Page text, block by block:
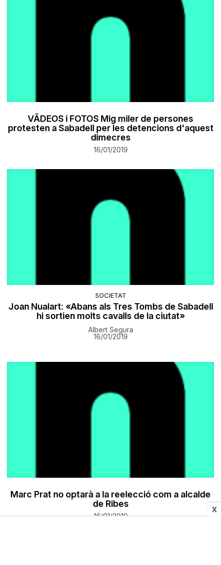
X
VÃDEOS i FOTOS Mig miler de persones
protesten a Sabadell per les detencions d'aquest
dimecres
16/01/2019
SOCIETAT
​Joan Nualart: «Abans als Tres Tombs de Sabadell
hi sortien molts cavalls de la ciutat»
Albert Segura
16/01/2019
Marc Prat no optarà a la reelecció com a alcalde
de Ribes
16/01/2019